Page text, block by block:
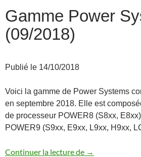
Gamme Power
(09/2018)
Publié le 14/10/2018
Voici la gamme de Power Systems
en septembre 2018. Elle est
de processeur POWER8 (S8xx,
POWER9 (S9xx, E9xx, L9xx, H9xx,
Continuer la lecture de Gamme Power
→